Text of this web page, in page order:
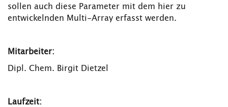
sollen auch diese Parameter mit dem hier zu
entwickelnden Multi-Array erfasst werden.
Mitarbeiter:
Dipl. Chem. Birgit Dietzel
Laufzeit: